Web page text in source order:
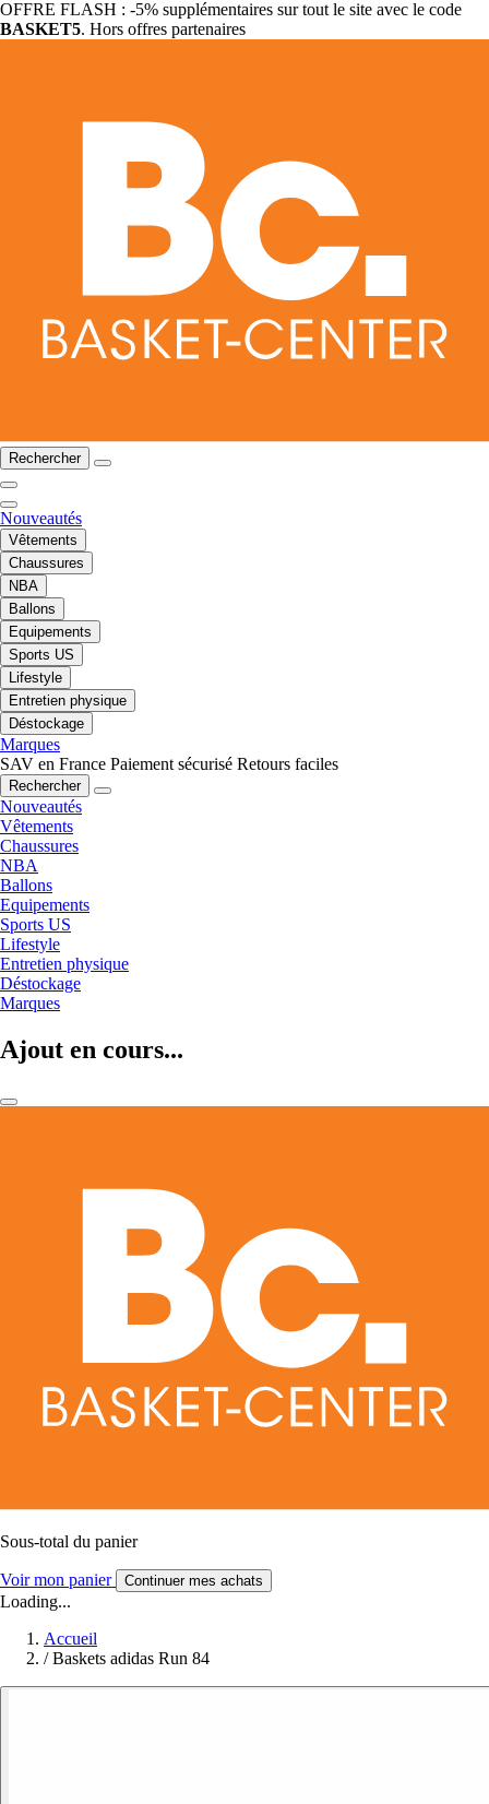
OFFRE FLASH : -5% supplémentaires sur tout le site avec le code
BASKET5. Hors offres partenaires
Rechercher
Nouveautés
Vêtements
Chaussures
NBA
Ballons
Equipements
Sports US
Lifestyle
Entretien physique
Déstockage
Marques
SAV en France Paiement sécurisé Retours faciles
Rechercher
Nouveautés
Vêtements
Chaussures
NBA
Ballons
Equipements
Sports US
Lifestyle
Entretien physique
Déstockage
Marques
Ajout en cours...
Sous-total du panier
Voir mon panier Continuer mes achats
Loading...
Accueil
/ Baskets adidas Run 84